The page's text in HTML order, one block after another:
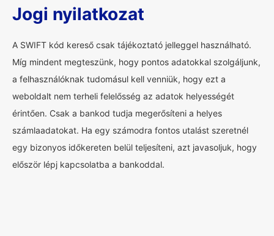
Jogi nyilatkozat
A SWIFT kód kereső csak tájékoztató jelleggel használható.
Míg mindent megteszünk, hogy pontos adatokkal szolgáljunk,
a felhasználóknak tudomásul kell venniük, hogy ezt a
weboldalt nem terheli felelősség az adatok helyességét
érintően. Csak a bankod tudja megerősíteni a helyes
számlaadatokat. Ha egy számodra fontos utalást szeretnél
egy bizonyos időkereten belül teljesíteni, azt javasoljuk, hogy
először lépj kapcsolatba a bankoddal.